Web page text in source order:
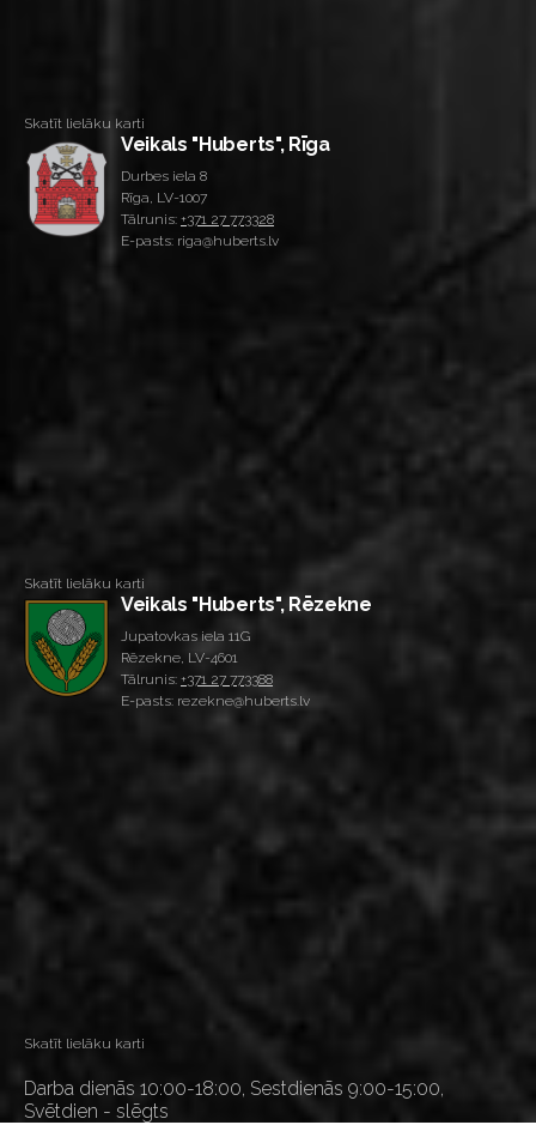
Skatīt lielāku karti
Veikals "Huberts", Rīga
Durbes iela 8
Rīga, LV-1007
Tālrunis: +371 27 773328
E-pasts: riga@huberts.lv
Skatīt lielāku karti
Veikals "Huberts", Rēzekne
Jupatovkas iela 11G
Rēzekne, LV-4601
Tālrunis: +371 27 773388
E-pasts: rezekne@huberts.lv
Skatīt lielāku karti
Darba dienās 10:00-18:00, Sestdienās 9:00-15:00,
Svētdien - slēgts